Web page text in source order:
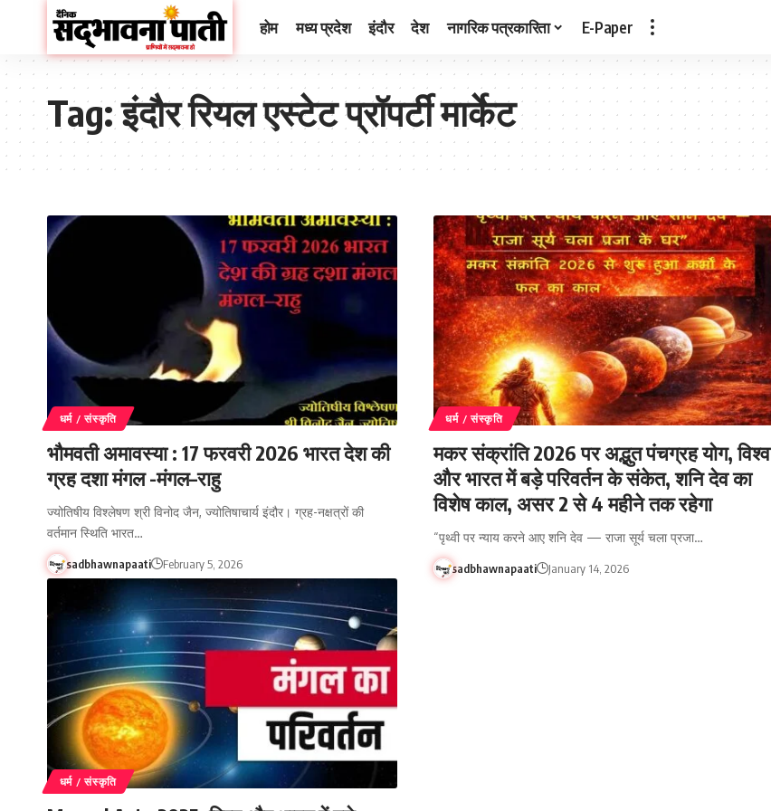
होम मध्य प्रदेश इंदौर देश नागरिक पत्रकारिता E-Paper
Tag:इंदौर रियल एस्टेट प्रॉपर्टी मार्केट
धर्म / संस्कृति
भौमवती अमावस्या : 17 फरवरी 2026 भारत देश की
ग्रह दशा मंगल -मंगल–राहु
ज्योतिषीय विश्लेषण श्री विनोद जैन, ज्योतिषाचार्य इंदौर। ग्रह-नक्षत्रों की
वर्तमान स्थिति भारत…
sadbhawnapaati February 5, 2026
धर्म / संस्कृति
मकर संक्रांति 2026 पर अद्भुत पंचग्रह योग, विश्व
और भारत में बड़े परिवर्तन के संकेत, शनि देव का
विशेष काल, असर 2 से 4 महीने तक रहेगा
“पृथ्वी पर न्याय करने आए शनि देव — राजा सूर्य चला प्रजा…
sadbhawnapaati January 14, 2026
धर्म / संस्कृति